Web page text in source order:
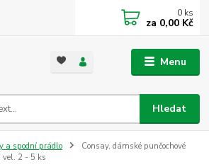
Menu
Hledat
0 ks
za 0,00 Kč
a spodní prádlo
Consay, dámské punčochové
vel. 2 - 5 ks